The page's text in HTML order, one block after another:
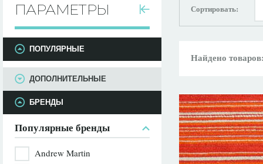
ПАРАМЕТРЫ
ПАРАМЕТРЫ
ПОПУЛЯРНЫЕ
ДОПОЛНИТЕЛЬНЫЕ
БРЕНДЫ
Популярные бренды
Andrew Martin
Сортировать:
Найдено